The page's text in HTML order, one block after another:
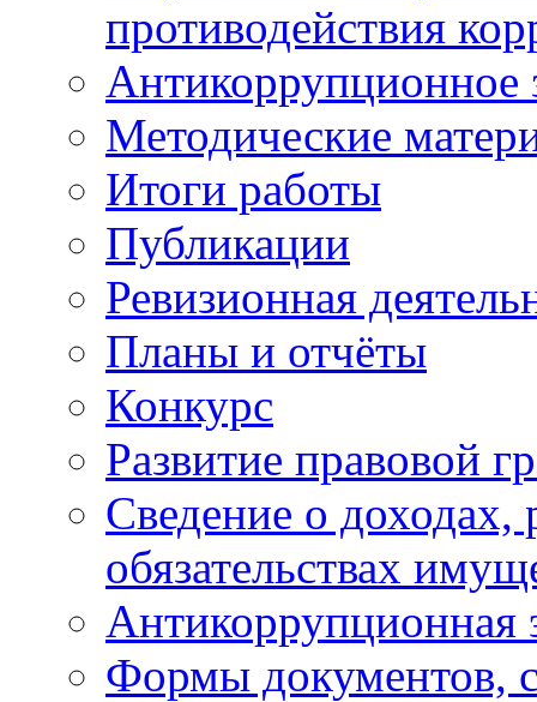
противодействия
Антикоррупционное
Методические
Итоги работы
Публикации
Ревизионная
Планы и отчёты
Конкурс
Развитие правовой
Сведение о доходах,
обязательствах
Антикоррупционная
Формы документов,